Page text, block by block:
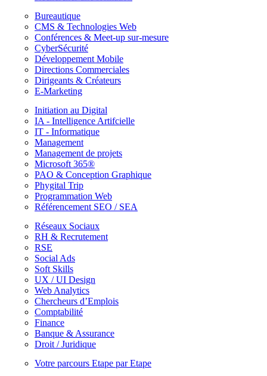
Bureautique
CMS & Technologies Web
Conférences & Meet-up sur-mesure
CyberSécurité
Développement Mobile
Directions Commerciales
Dirigeants & Créateurs
E-Marketing
Initiation au Digital
IA - Intelligence Artifcielle
IT - Informatique
Management
Management de projets
Microsoft 365®
PAO & Conception Graphique
Phygital Trip
Programmation Web
Référencement SEO / SEA
Réseaux Sociaux
RH & Recrutement
RSE
Social Ads
Soft Skills
UX / UI Design
Web Analytics
Chercheurs d’Emplois
Comptabilité
Finance
Banque & Assurance
Droit / Juridique
Votre parcours Etape par Etape